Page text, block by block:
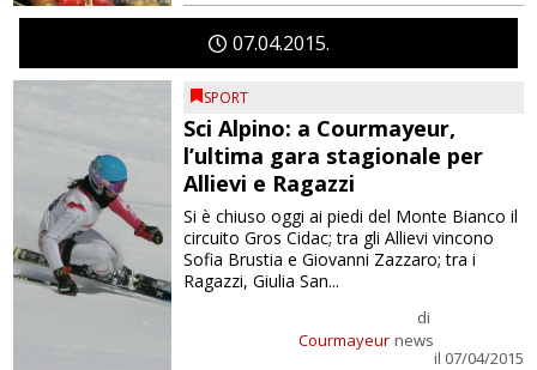
0704 2015
SPORT
Sci Alpino: a Courmayeur,
l’ultima gara stagionale per
Allievi e Ragazzi
Courmayeur
di
news
il 07/04/2015
Si è chiuso oggi ai piedi del Monte Bianco il
circuito Gros Cidac; tra gli Allievi vincono
Sofia Brustia e Giovanni Zazzaro; tra i
Ragazzi, Giulia San...